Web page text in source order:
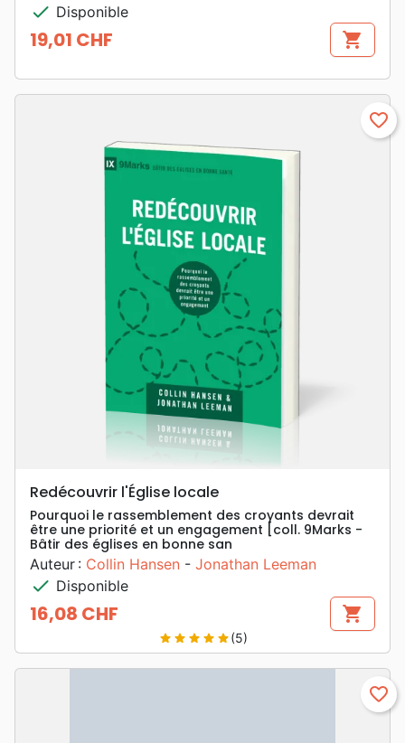
check Disponible
Prix
19,01 CHF shopping_cart
favorite_border
Redécouvrir l'Église locale
Pourquoi le rassemblement des croyants devrait
être une priorité et un engagement [coll. 9Marks -
Bâtir des églises en bonne san
Auteur : Collin Hansen - Jonathan Leeman
check Disponible
Prix
16,08 CHF shopping_cart
star star star star star(5)
favorite_border